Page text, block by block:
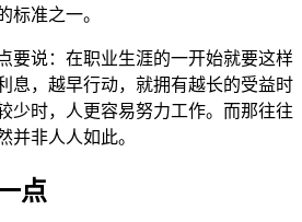
标准之一。
要说：在职业生涯的一开始就要这样
息，越早行动，就拥有越长的受益时
少时，人更容易努力工作。而那往往
并非人人如此。
点